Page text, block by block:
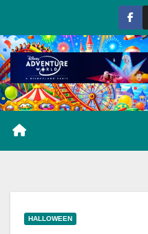
al
contenuto
HALLOWEEN